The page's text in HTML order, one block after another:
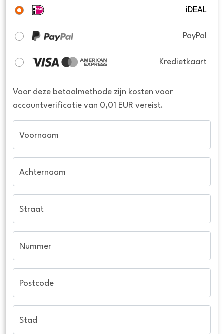
iDEAL
PayPal
Kredietkaart
Voor deze betaalmethode zijn kosten voor
accountverificatie van 0,01 EUR vereist.
Voornaam
Achternaam
Straat
Nummer
Postcode
Stad